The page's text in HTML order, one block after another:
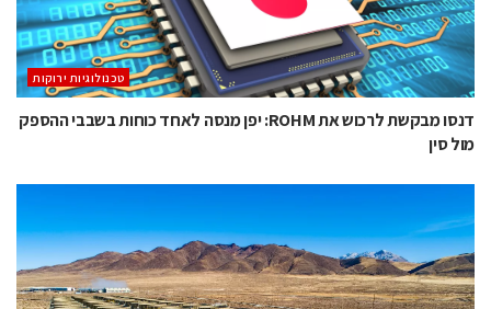
‫טכנולוגיות ירוקות‬
דנסו מבקשת לרכוש את ROHM: יפן מנסה לאחד כוחות בשבבי ההספק
מול סין